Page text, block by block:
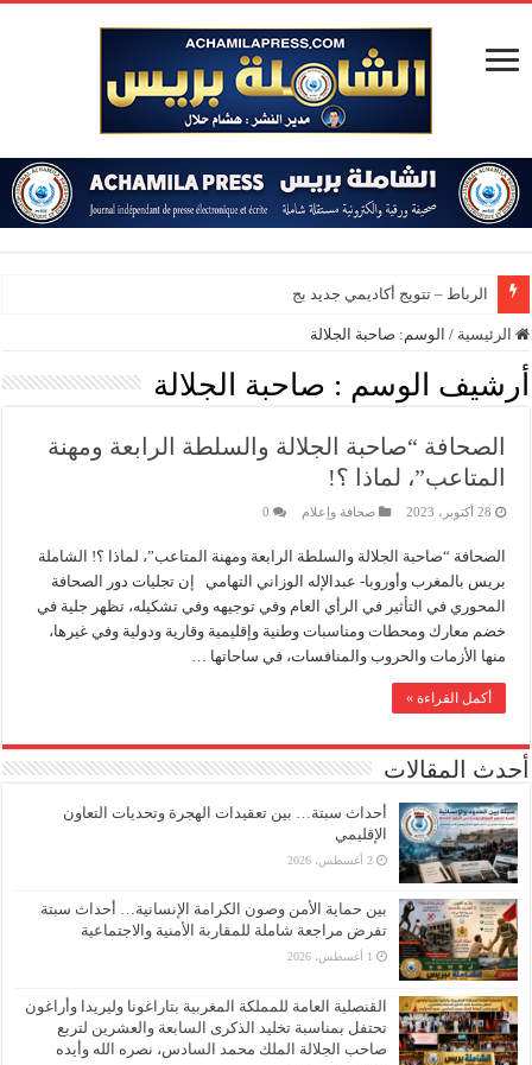
الرباط – تتويج أكاديمي جديد بجامعة
الرئيسية / الوسم: صاحبة الجلالة
أرشيف الوسم : صاحبة الجلالة
الصحافة “صاحبة الجلالة والسلطة الرابعة ومهنة
المتاعب”، لماذا ؟!
28 أكتوبر، 2023 صحافة وإعلام 0
الصحافة “صاحبة الجلالة والسلطة الرابعة ومهنة المتاعب”، لماذا ؟! الشاملة
بريس بالمغرب وأوروبا- عبدالإله الوزاني التهامي إن تجليات دور الصحافة
المحوري في التأثير في الرأي العام وفي توجيهه وفي تشكيله، تظهر جلية في
خضم معارك ومحطات ومناسبات وطنية وإقليمية وقارية ودولية وفي غيرها،
منها الأزمات والحروب والمنافسات، في ساحاتها …
أكمل القراءة »
أحدث المقالات
أحداث سبتة… بين تعقيدات الهجرة وتحديات التعاون
الإقليمي
2 أغسطس، 2026
بين حماية الأمن وصون الكرامة الإنسانية… أحداث سبتة
تفرض مراجعة شاملة للمقاربة الأمنية والاجتماعية
1 أغسطس، 2026
القنصلية العامة للمملكة المغربية بتاراغونا وليريدا وأراغون
تحتفل بمناسبة تخليد الذكرى السابعة والعشرين لتربع
صاحب الجلالة الملك محمد السادس، نصره الله وأيده